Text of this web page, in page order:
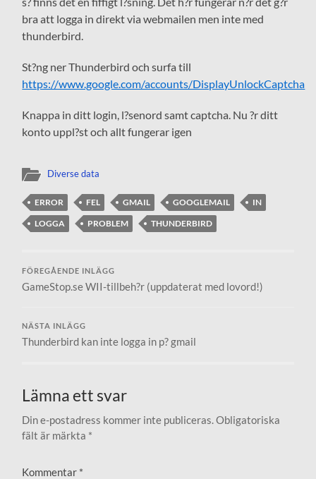
bra att logga in direkt via webmailen men inte med
thunderbird.
St?ng ner Thunderbird och surfa till
https://www.google.com/accounts/DisplayUnlockCaptcha
Knappa in ditt login, l?senord samt captcha. Nu ?r ditt
konto uppl?st och allt fungerar igen
Diverse data
ERROR FEL GMAIL GOOGLEMAIL
IN
LOGGA
PROBLEM THUNDERBIRD
FÖREGÅENDE INLÄGG
GameStop.se WII-tillbeh?r (uppdaterat med lovord!)
NÄSTA INLÄGG
Thunderbird kan inte logga in p? gmail
Lämna ett svar
Din e-postadress kommer inte publiceras. Obligatoriska
fält är märkta *
Kommentar *